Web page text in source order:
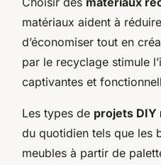
matériaux aident à
d’économiser tout en
par le recyclage stimule
captivantes et
Les types de projets DIY
du quotidien tels que les
meubles à partir de